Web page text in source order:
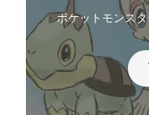
ポケットモンス